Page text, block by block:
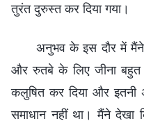
तुरंत दुरुस्त कर दिया गया।
अनुभव के इस दौर में मैंने
और रुतबे के लिए जीना बहुत
कलुषित कर दिया और इतनी
समाधान नहीं था। मैंने देखा